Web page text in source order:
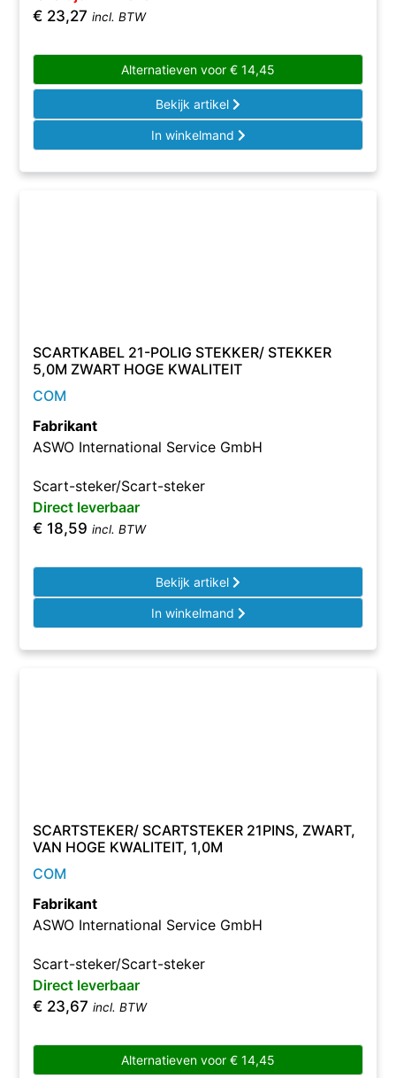
€ 23,27 incl. BTW
Alternatieven voor € 14,45
Bekijk artikel
In winkelmand
SCARTKABEL 21-POLIG STEKKER/ STEKKER
5,0M ZWART HOGE KWALITEIT
COM
Fabrikant
ASWO International Service GmbH
Scart-steker/Scart-steker
Direct leverbaar
€ 18,59 incl. BTW
Bekijk artikel
In winkelmand
SCARTSTEKER/ SCARTSTEKER 21PINS, ZWART,
VAN HOGE KWALITEIT, 1,0M
COM
Fabrikant
ASWO International Service GmbH
Scart-steker/Scart-steker
Direct leverbaar
€ 23,67 incl. BTW
Alternatieven voor € 14,45